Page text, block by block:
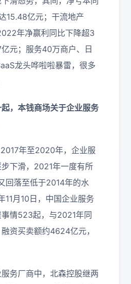
15.48亿元；干流地产
年净赢利同比下降超3
元；服务40万商户、日
龙头哗啦啦暴雷，很多
，本钱商场关于企业服务
年至2020年，企业服
下滑，2021年一度有所
回落至低于2014年的水
月10日，中国企业服务
情523起，与2021年同
资买卖额约4624亿元，
务厂商中，北森控股继两